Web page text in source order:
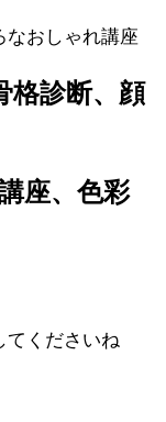
なおしゃれ講座
格診断、顔
座、色彩
てくださいね